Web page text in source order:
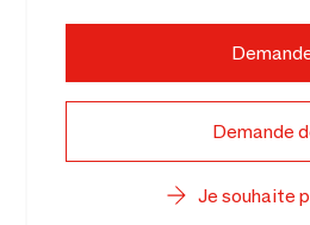
Demande
Je souhaite